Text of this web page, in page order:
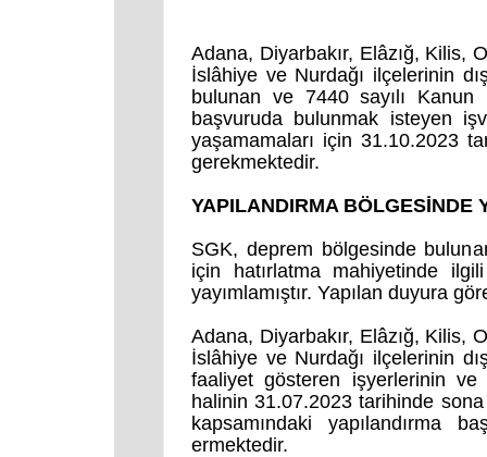
Adana, Diyarbakır, Elâzığ, Kilis,
İslâhiye ve Nurdağı ilçelerinin
bulunan ve 7440 sayılı Kanun
başvuruda bulunmak isteyen
yaşamamaları için 31.10.2023
gerekmektedir.
YAPILANDIRMA BÖLGESİNDE
SGK, deprem bölgesinde
için hatırlatma mahiyetinde
yayımlamıştır. Yapılan duyura
Adana, Diyarbakır, Elâzığ, Kilis,
İslâhiye ve Nurdağı ilçelerinin
faaliyet gösteren işyerlerinin ve
halinin 31.07.2023 tarihinde
kapsamındaki yapılandırma
ermektedir.